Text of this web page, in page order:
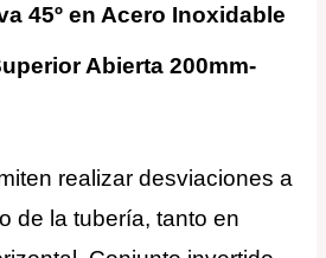
45º en Acero Inoxidable
Abierta 200mm-
realizar desviaciones a
de la tubería, tanto en